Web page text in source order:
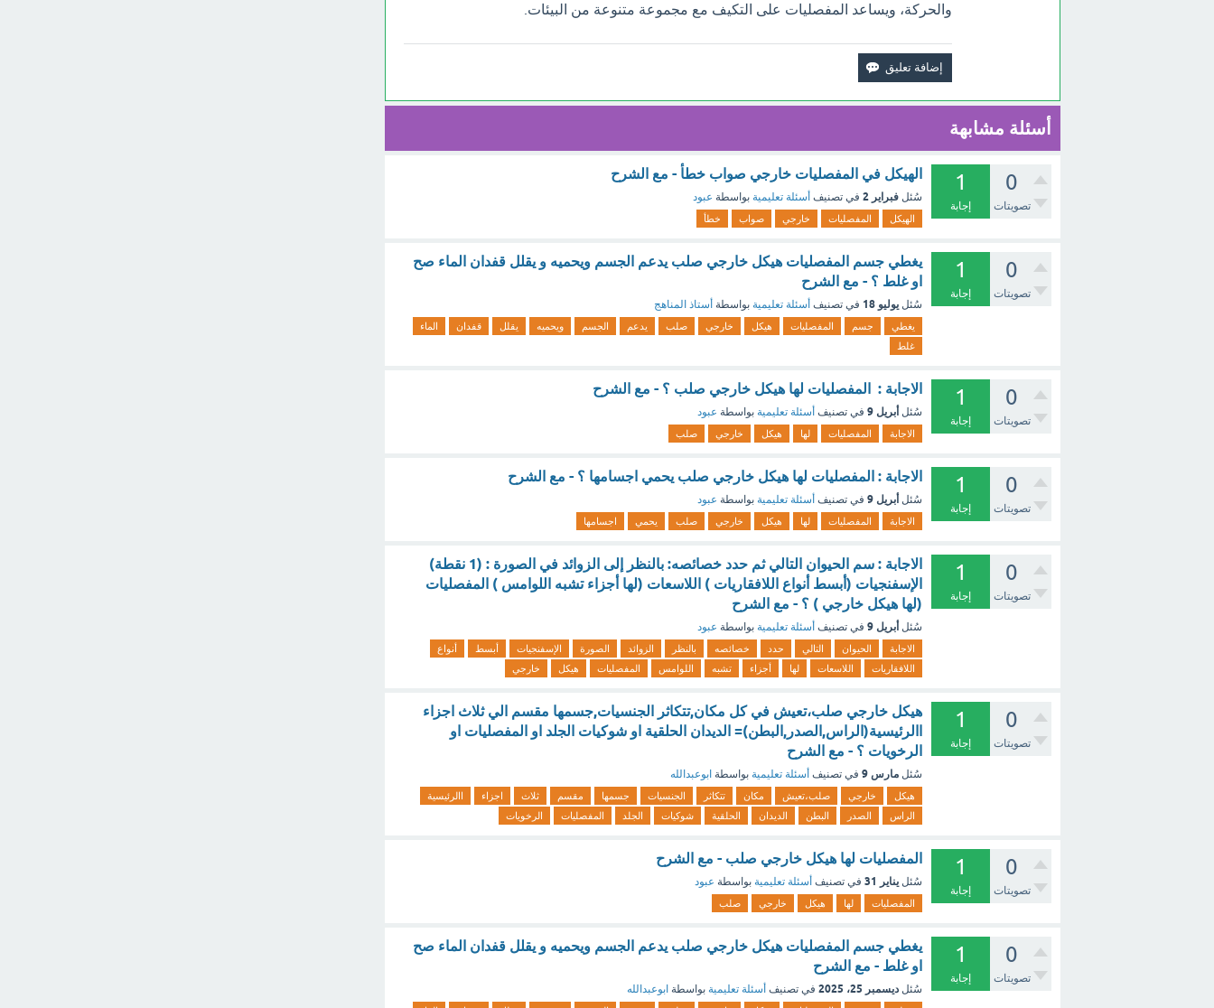
والحركة، ويساعد المفصليات على التكيف مع مجموعة متنوعة من البيئات.
أسئلة مشابهة
0
تصويتات
1
إجابة
الهيكل في المفصليات خارجي صواب خطأ - مع الشرح
سُئل فبراير 2 في تصنيف أسئلة تعليمية بواسطة عبود
الهيكل المفصليات خارجي صواب خطأ
0
تصويتات
1
إجابة
يغطي جسم المفصليات هيكل خارجي صلب يدعم الجسم ويحميه و يقلل قفدان الماء صح
او غلط ؟ - مع الشرح
سُئل يوليو 18 في تصنيف أسئلة تعليمية بواسطة أستاذ المناهج
يغطي جسم المفصليات هيكل خارجي صلب يدعم الجسم ويحميه يقلل قفدان
الماء
غلط
0
تصويتات
1
إجابة
الاجابة : المفصليات لها هيكل خارجي صلب ؟ - مع الشرح
سُئل أبريل 9 في تصنيف أسئلة تعليمية بواسطة عبود
الاجابة المفصليات لها هيكل خارجي صلب
0
تصويتات
1
إجابة
الاجابة : المفصليات لها هيكل خارجي صلب يحمي اجسامها ؟ - مع الشرح
سُئل أبريل 9 في تصنيف أسئلة تعليمية بواسطة عبود
الاجابة المفصليات لها هيكل خارجي صلب يحمي اجسامها
0
تصويتات
1
إجابة
الاجابة : سم الحيوان التالي ثم حدد خصائصه: بالنظر إلى الزوائد في الصورة : (1 نقطة)
الإسفنجيات (أبسط أنواع اللافقاريات ) اللاسعات (لها أجزاء تشبه اللوامس ) المفصليات
(لها هيكل خارجي ) ؟ - مع الشرح
سُئل أبريل 9 في تصنيف أسئلة تعليمية بواسطة عبود
الاجابة الحيوان التالي حدد خصائصه بالنظر الزوائد الصورة الإسفنجيات أبسط
أنواع
اللافقاريات
اللاسعات لها أجزاء تشبه اللوامس المفصليات هيكل خارجي
0
تصويتات
1
إجابة
هيكل خارجي صلب،تعيش في كل مكان,تتكاثر الجنسيات,جسمها مقسم الي ثلاث اجزاء
االرئيسية(الراس,الصدر,البطن)= الديدان الحلقية او شوكيات الجلد او المفصليات او
الرخويات ؟ - مع الشرح
سُئل مارس 9 في تصنيف أسئلة تعليمية بواسطة ابوعبدالله
هيكل خارجي صلب،تعيش مكان تتكاثر الجنسيات جسمها مقسم ثلاث اجزاء
االرئيسية
الراس
الصدر البطن الديدان الحلقية شوكيات الجلد المفصليات الرخويات
0
تصويتات
1
إجابة
المفصليات لها هيكل خارجي صلب - مع الشرح
سُئل يناير 31 في تصنيف أسئلة تعليمية بواسطة عبود
المفصليات لها هيكل خارجي صلب
0
تصويتات
1
إجابة
يغطي جسم المفصليات هيكل خارجي صلب يدعم الجسم ويحميه و يقلل قفدان الماء صح
او غلط - مع الشرح
سُئل ديسمبر 25، 2025 في تصنيف أسئلة تعليمية بواسطة ابوعبدالله